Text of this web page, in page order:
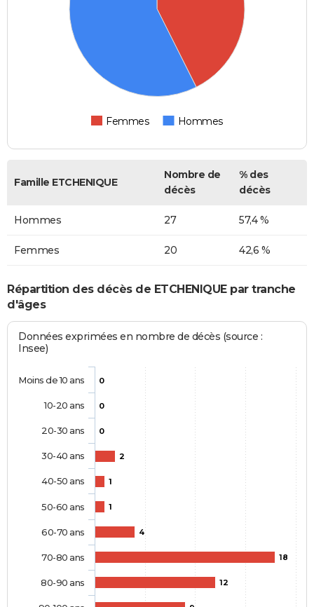
Femmes Hommes
Famille ETCHENIQUE
Nombre de
décès
% des
décès
Hommes 27 57,4 %
Femmes 20 42,6 %
Répartition des décès de ETCHENIQUE par tranche
d'âges
Données exprimées en nombre de décès (source :
Insee)
0
0
0
2
1
1
4
18
12
Moins de 10 ans
10-20 ans
20-30 ans
30-40 ans
40-50 ans
50-60 ans
60-70 ans
70-80 ans
80-90 ans